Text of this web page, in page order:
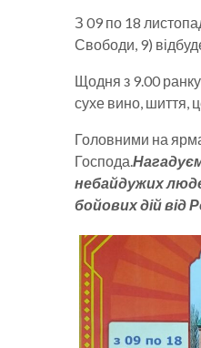
З 09 по 18
Свободи, 9)
Щодня з 9.00
сухе вино, шиття,
Головними на
Господа.
небайдужих
бойових дій від